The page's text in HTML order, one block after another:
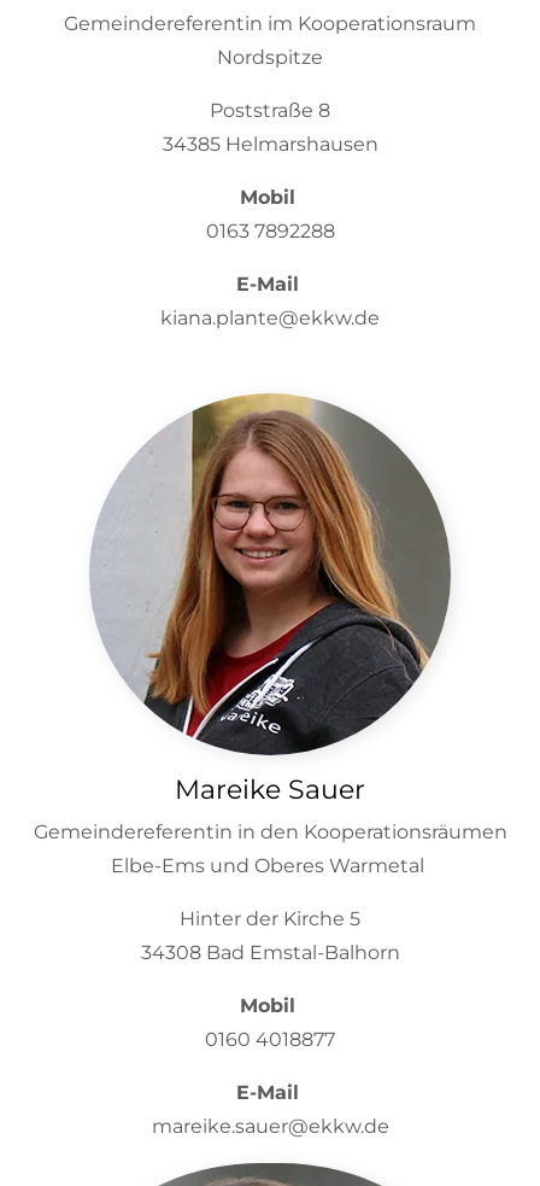
Gemeindereferentin im Kooperationsraum
Nordspitze
Poststraße 8
34385 Helmarshausen
Mobil
0163 7892288
E-Mail
kiana.plante@ekkw.de
Mareike Sauer
Gemeindereferentin in den Kooperationsräumen
Elbe-Ems und Oberes Warmetal
Hinter der Kirche 5
34308 Bad Emstal-Balhorn
Mobil
0160 4018877
E-Mail
mareike.sauer@ekkw.de